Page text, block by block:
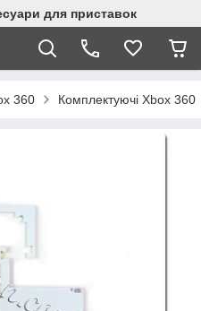
для приставок
360 Комплектуючі Xbox 360